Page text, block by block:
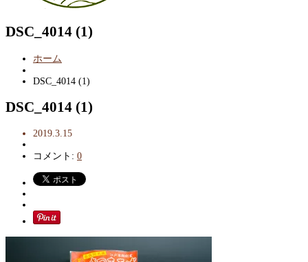
DSC_4014 (1)
ホーム
DSC_4014 (1)
DSC_4014 (1)
2019.3.15
コメント: 0